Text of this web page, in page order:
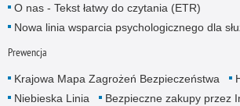
O nas - Tekst łatwy do czytania (ETR)
Nowa linia wsparcia psychologicznego dla
Prewencja
Krajowa Mapa Zagrożeń Bezpieczeństwa
Niebieska Linia
Bezpieczne zakupy przez